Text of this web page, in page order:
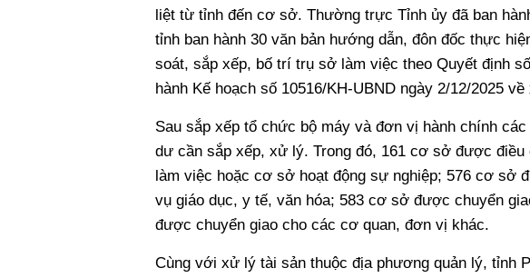
liệt từ tỉnh đến cơ sở. Thường trực Tỉnh ủy đã ban
tỉnh ban hành 30 văn bản hướng dẫn, đôn đốc thực
soát, sắp xếp, bố trí trụ sở làm việc theo Quyết định
hành Kế hoạch số 10516/KH-UBND ngày 2/12/2025
Sau sắp xếp tổ chức bộ máy và đơn vị hành chính
dư cần sắp xếp, xử lý. Trong đó, 161 cơ sở được
làm việc hoặc cơ sở hoạt động sự nghiệp; 576 cơ sở
vụ giáo dục, y tế, văn hóa; 583 cơ sở được chuyển
được chuyển giao cho các cơ quan, đơn vị khác.
Cùng với xử lý tài sản thuộc địa phương quản lý, tỉnh